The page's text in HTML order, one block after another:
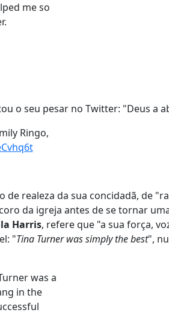
me so
o seu pesar no Twitter: "Deus a
Ringo,
de realeza da sua concidadã, de
da igreja antes de se tornar
Harris, refere que "a sua força,
"Tina Turner was simply the best",
was a
in the